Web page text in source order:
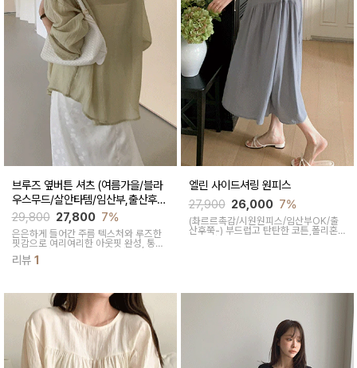
브루즈 옆버튼 셔츠 (여름가을/블라
우스무드/살안타템/임산부,출산후가
능)
29,800 27,800 7%
은은하게 들어간 주름 텍스처와 루즈한
핏감으로 여리여리한 아웃핏 완성, 통기
성 좋은 원단으로 여름부터 가을까지 입
기 좋은 셔츠겸 블라우스
리뷰 1
엘린 사이드셔링 원피스
27,900 26,000 7%
(촤르르촉감/시원원피스/임산부OK/출
산후쭉-) 부드럽고 탄탄한 코튼,폴리혼